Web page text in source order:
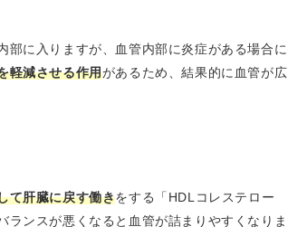
に入りますが、血管内部に炎症がある場合に
軽減させる作用があるため、結果的に血管が広
て肝臓に戻す働きをする「HDLコレステロー
ンスが悪くなると血管が詰まりやすくなりま